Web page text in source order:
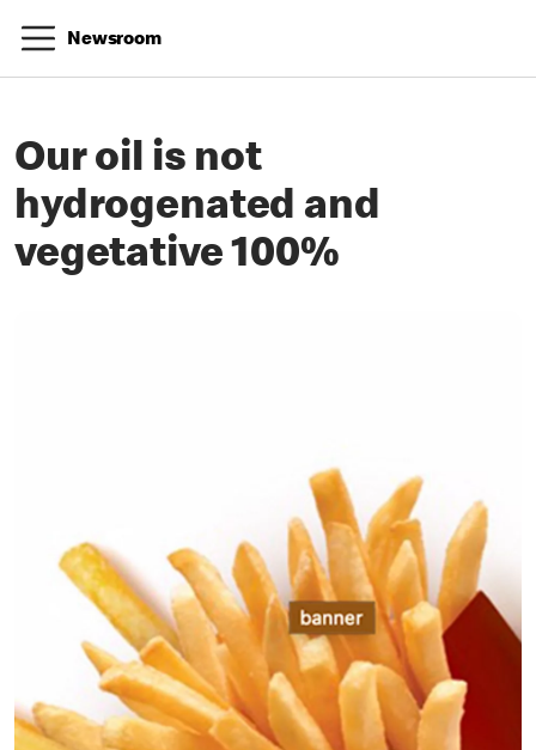
Newsroom
Our oil is not
hydrogenated and
vegetative 100%